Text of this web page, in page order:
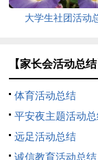
大学生社团活动
【家长会活动总
体育活动总结
平安夜主题活动
远足活动总结
诚信教育活动总结